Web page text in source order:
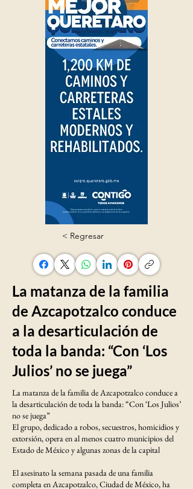
< Regresar
La matanza de la familia
de Azcapotzalco conduce
a la desarticulación de
toda la banda: “Con ‘Los
Julios’ no se juega”
La matanza de la familia de Azcapotzalco conduce a
la desarticulación de toda la banda: “Con ‘Los Julios’
no se juega”
El grupo, dedicado a robos, secuestros, homicidios y
extorsión, opera en al menos cuatro municipios del
Estado de México y algunas zonas de la capital
El asesinato la semana pasada de una familia
completa en Azcapotzalco, Ciudad de México, ha